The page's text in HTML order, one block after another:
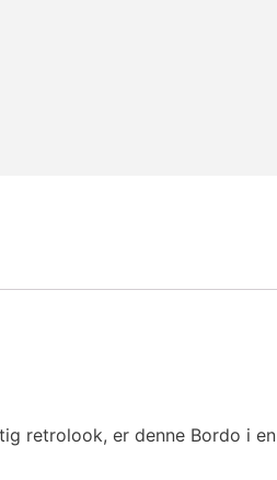
retrolook, er denne Bordo i en